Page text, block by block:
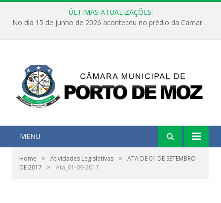
ÚLTIMAS ATUALIZAÇÕES:
No dia 15 de junho de 2026 aconteceu no prédio da Camara Municipal de Porto de Moz /Pará a Sessão Ordinária
MENU
Home » Atividades Legislativas »
ATA DE 01 DE SETEMBRO
DE 2017
» Ata_01-09-2017